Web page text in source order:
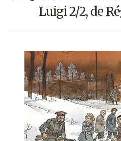
Luigi 2/2, de